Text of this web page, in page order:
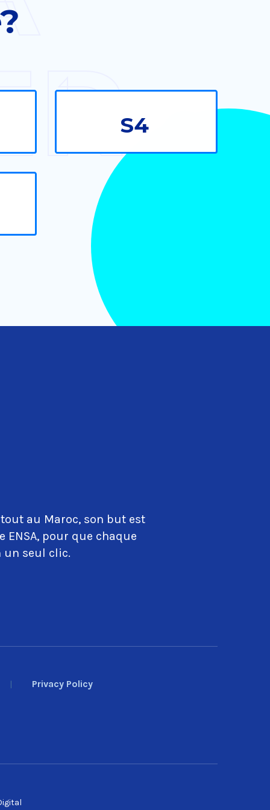
S4
au Maroc, son but est
ENSA, pour que chaque
seul clic.
Privacy Policy